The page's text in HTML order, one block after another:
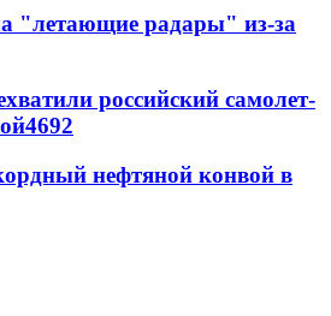
"летающие радары" из-за
российский самолет-
4692
нефтяной конвой в